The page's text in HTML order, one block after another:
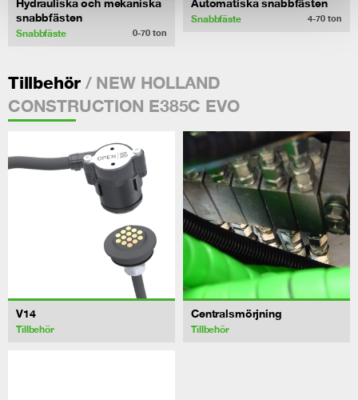
snabbfästen
Snabbfäste 0-70 ton
Snabbfäste 4-70 ton
Tillbehör / NEW HOLLAND
CONSTRUCTION E385C EVO
V14
Tillbehör
Centralsmörjning
Tillbehör